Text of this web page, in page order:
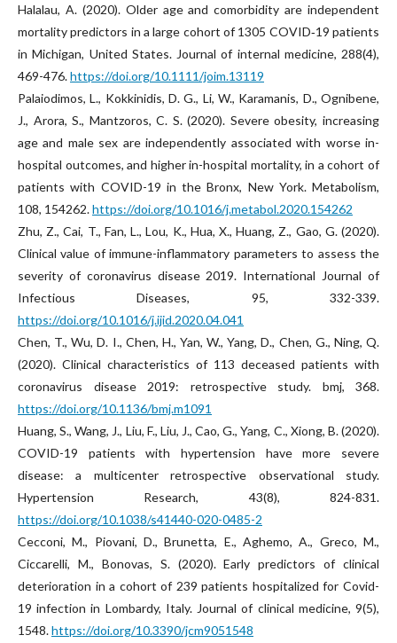
Halalau, A. (2020). Older age and comorbidity are independent
mortality predictors in a large cohort of 1305 COVID‐19 patients
in Michigan, United States. Journal of internal medicine, 288(4),
469-476.https://doi.org/10.1111/joim.13119
Palaiodimos, L., Kokkinidis, D. G., Li, W., Karamanis, D., Ognibene,
J., Arora, S., Mantzoros, C. S. (2020). Severe obesity, increasing
age and male sex are independently associated with worse in-
hospital outcomes, and higher in-hospital mortality, in a cohort of
patients with COVID-19 in the Bronx, New York. Metabolism,
108, 154262.https://doi.org/10.1016/j.metabol.2020.154262
Zhu, Z., Cai, T., Fan, L., Lou, K., Hua, X., Huang, Z., Gao, G. (2020).
Clinical value of immune-inflammatory parameters to assess the
severity of coronavirus disease 2019. International Journal of
Infectious Diseases, 95, 332-339.
https://doi.org/10.1016/j.ijid.2020.04.041
Chen, T., Wu, D. I., Chen, H., Yan, W., Yang, D., Chen, G., Ning, Q.
(2020). Clinical characteristics of 113 deceased patients with
coronavirus disease 2019: retrospective study. bmj, 368.
https://doi.org/10.1136/bmj.m1091
Huang, S., Wang, J., Liu, F., Liu, J., Cao, G., Yang, C., Xiong, B. (2020).
COVID-19 patients with hypertension have more severe
disease: a multicenter retrospective observational study.
Hypertension Research, 43(8), 824-831.
https://doi.org/10.1038/s41440-020-0485-2
Cecconi, M., Piovani, D., Brunetta, E., Aghemo, A., Greco, M.,
Ciccarelli, M., Bonovas, S. (2020). Early predictors of clinical
deterioration in a cohort of 239 patients hospitalized for Covid-
19 infection in Lombardy, Italy. Journal of clinical medicine, 9(5),
1548.https://doi.org/10.3390/jcm9051548